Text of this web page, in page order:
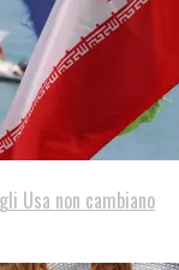
Usa non cambiano